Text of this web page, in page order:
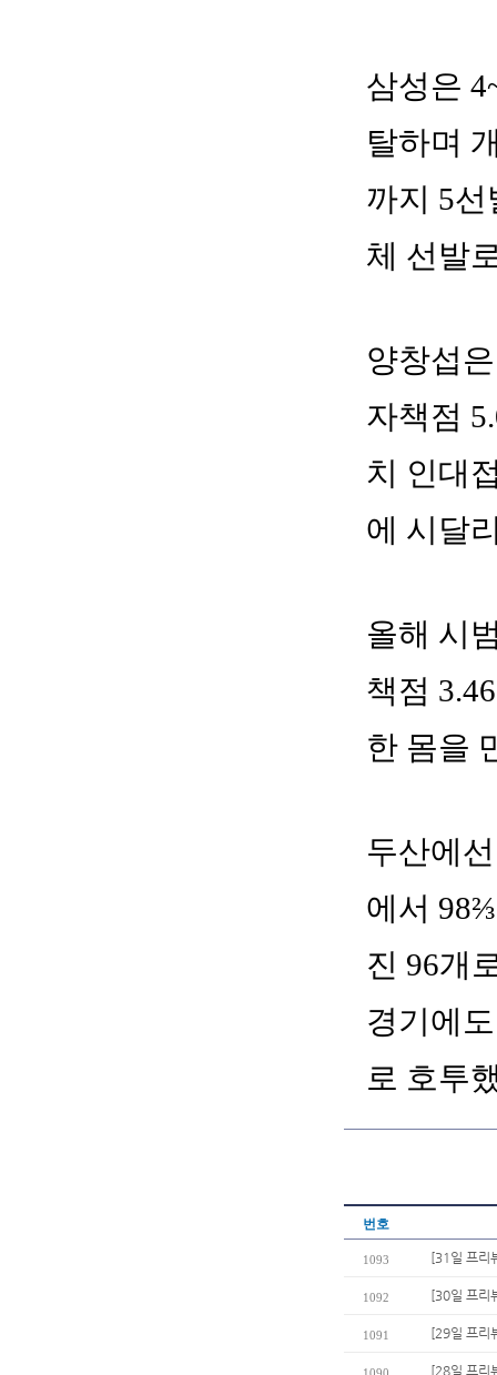
삼성은
탈하며
까지 5
체 선발
양창섭
자책점
치 인대
에 시달
올해 시
책점
한 몸을
두산에
에서
진 96개
경기에
로 호투
번호
1093 [31일 프리
1092 [30일 프리
1091 [29일 프리
[28일 프리